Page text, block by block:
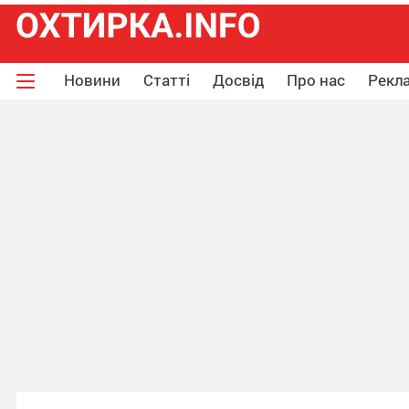
Новини Статті Досвід Про нас